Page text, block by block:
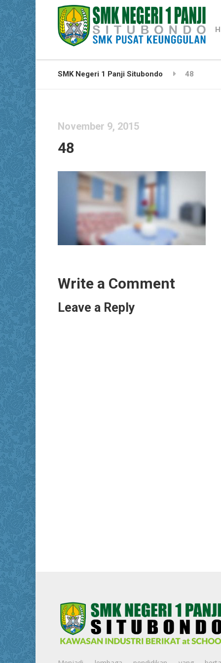
SMK Negeri 1 Panji Situbondo 48
November 9, 2015
48
Write a Comment
Leave a Reply